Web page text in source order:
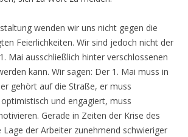
wenden wir uns nicht gegen die
Feierlichkeiten. Wir sind jedoch nicht der
Mai ausschließlich hinter verschlossenen
kann. Wir sagen: Der 1. Mai muss in
gehört auf die Straße, er muss
und engagiert, muss
Gerade in Zeiten der Krise des
Lage der Arbeiter zunehmend schwieriger